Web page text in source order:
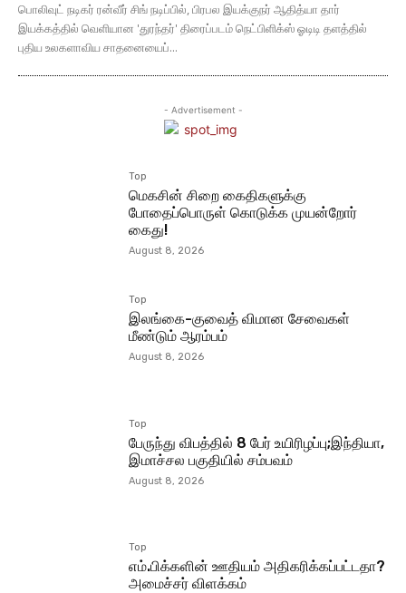
பொலிவுட் நடிகர் ரன்வீர் சிங் நடிப்பில், பிரபல இயக்குநர் ஆதித்யா தார்
இயக்கத்தில் வெளியான 'துரந்தர்' திரைப்படம் நெட்பிளிக்ஸ் ஓடிடி தளத்தில்
புதிய உலகளாவிய சாதனையைப்...
- Advertisement -
Top
மெகசின் சிறை கைதிகளுக்கு
போதைப்பொருள் கொடுக்க முயன்றோர்
கைது!
August 8, 2026
Top
இலங்கை-குவைத் விமான சேவைகள்
மீண்டும் ஆரம்பம்
August 8, 2026
Top
பேருந்து விபத்தில் 8 பேர் உயிரிழப்பு;இந்தியா,
இமாச்சல பகுதியில் சம்பவம்
August 8, 2026
Top
எம்.பிக்களின் ஊதியம் அதிகரிக்கப்பட்டதா?
அமைச்சர் விளக்கம்